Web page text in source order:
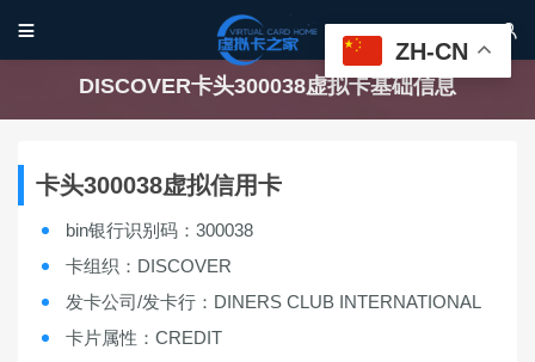
 
DISCOVER卡头300038虚拟卡基础信息
卡头300038虚拟信用卡
bin银行识别码：300038
卡组织：DISCOVER
发卡公司/发卡行：DINERS CLUB INTERNATIONAL
卡片属性：CREDIT
ZH-CN